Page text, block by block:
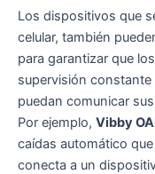
Los dispositivos que
celular, también
para garantizar que
supervisión constante
puedan comunicar
Por ejemplo, Vibby
caídas automático
conecta a un